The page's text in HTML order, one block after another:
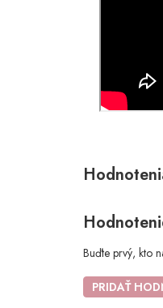
Buďte prvý, kto
PRIDAŤ